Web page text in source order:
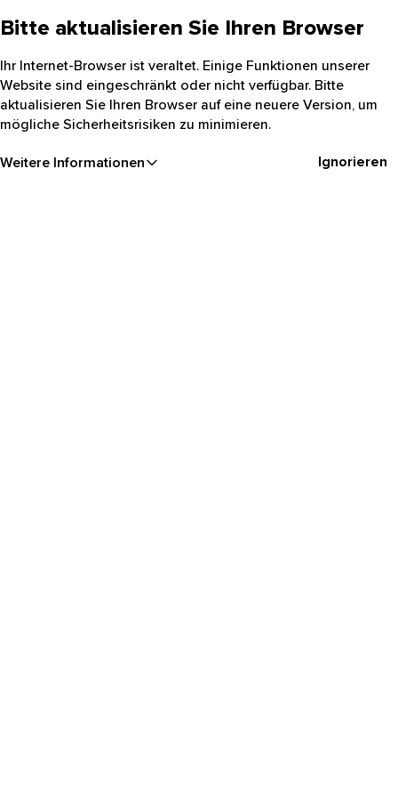
Bitte aktualisieren Sie Ihren Browser
Ihr Internet-Browser ist veraltet. Einige Funktionen unserer
Website sind eingeschränkt oder nicht verfügbar. Bitte
aktualisieren Sie Ihren Browser auf eine neuere Version, um
mögliche Sicherheitsrisiken zu minimieren.
Weitere Informationen Ignorieren